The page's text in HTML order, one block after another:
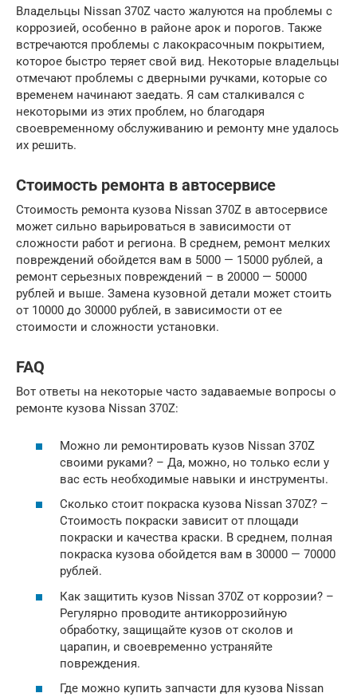
Владельцы Nissan 370Z часто жалуются на проблемы с
коррозией, особенно в районе арок и порогов. Также
встречаются проблемы с лакокрасочным покрытием,
которое быстро теряет свой вид. Некоторые владельцы
отмечают проблемы с дверными ручками, которые со
временем начинают заедать. Я сам сталкивался с
некоторыми из этих проблем, но благодаря
своевременному обслуживанию и ремонту мне удалось
их решить.
Стоимость ремонта в автосервисе
Стоимость ремонта кузова Nissan 370Z в автосервисе
может сильно варьироваться в зависимости от
сложности работ и региона. В среднем, ремонт мелких
повреждений обойдется вам в 5000 — 15000 рублей, а
ремонт серьезных повреждений – в 20000 — 50000
рублей и выше. Замена кузовной детали может стоить
от 10000 до 30000 рублей, в зависимости от ее
стоимости и сложности установки.
FAQ
Вот ответы на некоторые часто задаваемые вопросы о
ремонте кузова Nissan 370Z:
Можно ли ремонтировать кузов Nissan 370Z
своими руками? – Да, можно, но только если у
вас есть необходимые навыки и инструменты.
Сколько стоит покраска кузова Nissan 370Z? –
Стоимость покраски зависит от площади
покраски и качества краски. В среднем, полная
покраска кузова обойдется вам в 30000 — 70000
рублей.
Как защитить кузов Nissan 370Z от коррозии? –
Регулярно проводите антикоррозийную
обработку, защищайте кузов от сколов и
царапин, и своевременно устраняйте
повреждения.
Где можно купить запчасти для кузова Nissan